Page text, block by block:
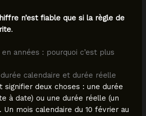
n’est fiable que si la règle de
.
années : pourquoi c’est plus
calendaire et durée réelle
signifier deux choses : une durée
à date) ou une durée réelle (un
Un mois calendaire du 10 février au